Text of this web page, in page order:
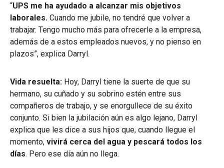
“UPS me ha ayudado a alcanzar mis objetivos
laborales. Cuando me jubile, no tendré que volver a
trabajar. Tengo mucho más para ofrecerle a la empresa,
además de a estos empleados nuevos, y no pienso en
plazos”, explica Darryl.
Vida resuelta: Hoy, Darryl tiene la suerte de que su
hermano, su cuñado y su sobrino estén entre sus
compañeros de trabajo, y se enorgullece de su éxito
conjunto. Si bien la jubilación aún es algo lejano, Darryl
explica que les dice a sus hijos que, cuando llegue el
momento, vivirá cerca del agua y pescará todos los
días. Pero ese día aún no llega.